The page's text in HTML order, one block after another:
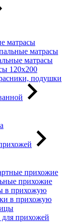
матрасы
матрасы
матрасы
120х200
подушки
прихожие
прихожие
в прихожую
в прихожую
прихожей